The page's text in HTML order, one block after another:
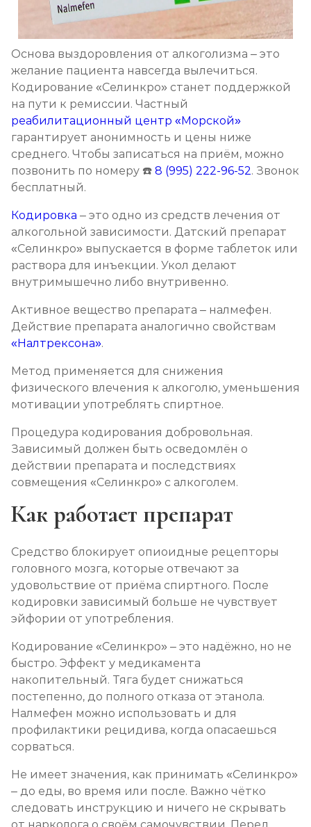
Кодирование Колме
Записаться
Кодирование с провокацией
от 3 200 ₽ Записаться
Кодирование СИТ
от 4 300 ₽ Записаться
от 5 700 ₽ Записаться
Химический блок от алкоголизма
от 2 850 ₽ Записаться
Вшивание Торпедо
от 3 600 ₽
Раскодирование от алкоголизма
от 1 800 ₽ Записаться
Мотивация на лечение алкоголизма
от 2 150 ₽ Записаться
Лечение алкоголизма на дому
от 2 150 ₽
Лечение алкоголизма амбулаторно
от 1 100 ₽ Записаться
от 2 500 ₽ Записаться
Лечение пивного алкоголизма
от 2 500 ₽ Записаться
Лечение винного алкоголизма
от 2 500 ₽ Записаться
Лечение подросткового алкоголизма
Основа выздоровления от алкоголизма – это
желание пациента навсегда вылечиться.
Кодирование «Селинкро» станет поддержкой
на пути к ремиссии. Частный
реабилитационный центр «Морской»
гарантирует анонимность и цены ниже
среднего. Чтобы записаться на приём, можно
позвонить по номеру ☎️ 8 (995) 222-96-52. Звонок
бесплатный.
Кодировка – это одно из средств лечения от
алкогольной зависимости. Датский препарат
«Селинкро» выпускается в форме таблеток или
раствора для инъекции. Укол делают
внутримышечно либо внутривенно.
Активное вещество препарата – налмефен.
Действие препарата аналогично свойствам
«Налтрексона».
Метод применяется для снижения
физического влечения к алкоголю, уменьшения
мотивации употреблять спиртное.
Процедура кодирования добровольная.
Зависимый должен быть осведомлён о
действии препарата и последствиях
совмещения «Селинкро» с алкоголем.
Как работает препарат
Средство блокирует опиоидные рецепторы
головного мозга, которые отвечают за
удовольствие от приёма спиртного. После
кодировки зависимый больше не чувствует
эйфории от употребления.
Кодирование «Селинкро» – это надёжно, но не
быстро. Эффект у медикамента
накопительный. Тяга будет снижаться
постепенно, до полного отказа от этанола.
Налмефен можно использовать и для
профилактики рецидива, когда опасаешься
сорваться.
Не имеет значения, как принимать «Селинкро»
– до еды, во время или после. Важно чётко
следовать инструкцию и ничего не скрывать